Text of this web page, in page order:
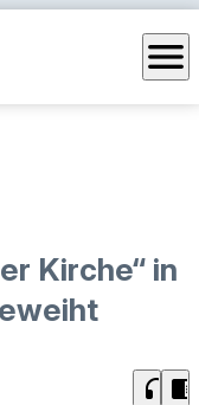
menu
Kirche“ in
headphones chrome_reader_mode